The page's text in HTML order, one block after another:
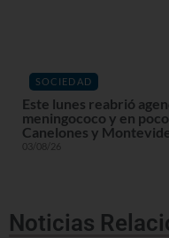
SOCIEDAD
Este lunes reabrió
meningococo y en
Canelones y
03/08/26
Noticias